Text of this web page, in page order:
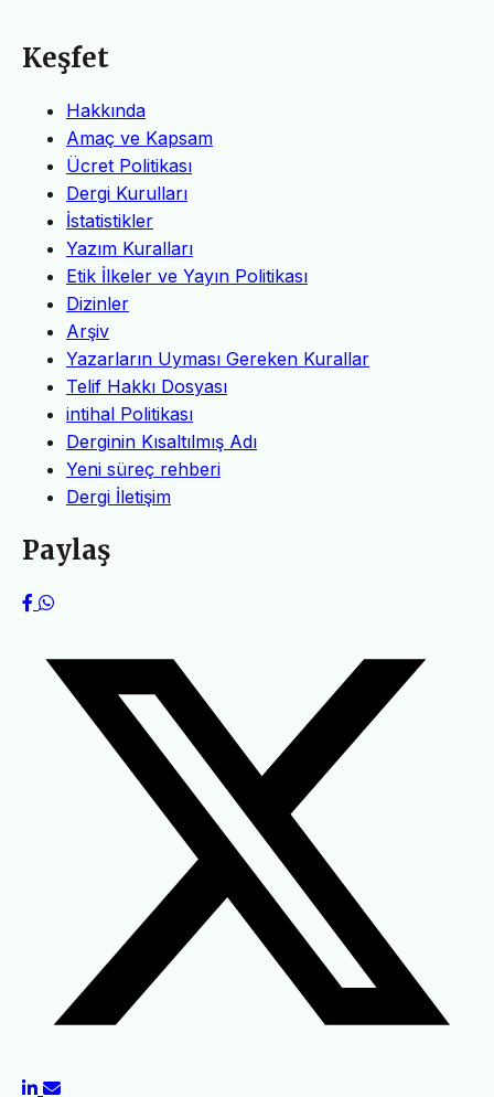
Keşfet
Hakkında
Amaç ve Kapsam
Ücret Politikası
Dergi Kurulları
İstatistikler
Yazım Kuralları
Etik İlkeler ve Yayın Politikası
Dizinler
Arşiv
Yazarların Uyması Gereken Kurallar
Telif Hakkı Dosyası
intihal Politikası
Derginin Kısaltılmış Adı
Yeni süreç rehberi
Dergi İletişim
Paylaş